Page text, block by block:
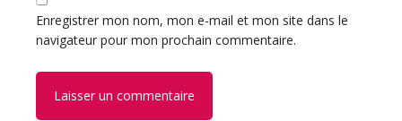
Enregistrer mon nom, mon e-mail et mon site dans le
navigateur pour mon prochain commentaire.